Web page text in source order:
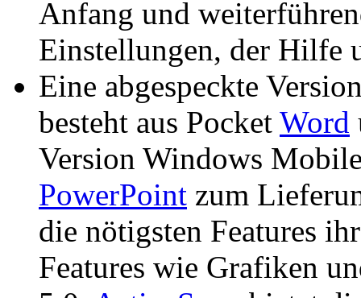
Anfang und
Einstellungen, der Hilfe
Eine abgespeckte
besteht aus Pocket Word
Version Windows
PowerPoint zum
die nötigsten Features
Features wie Grafiken